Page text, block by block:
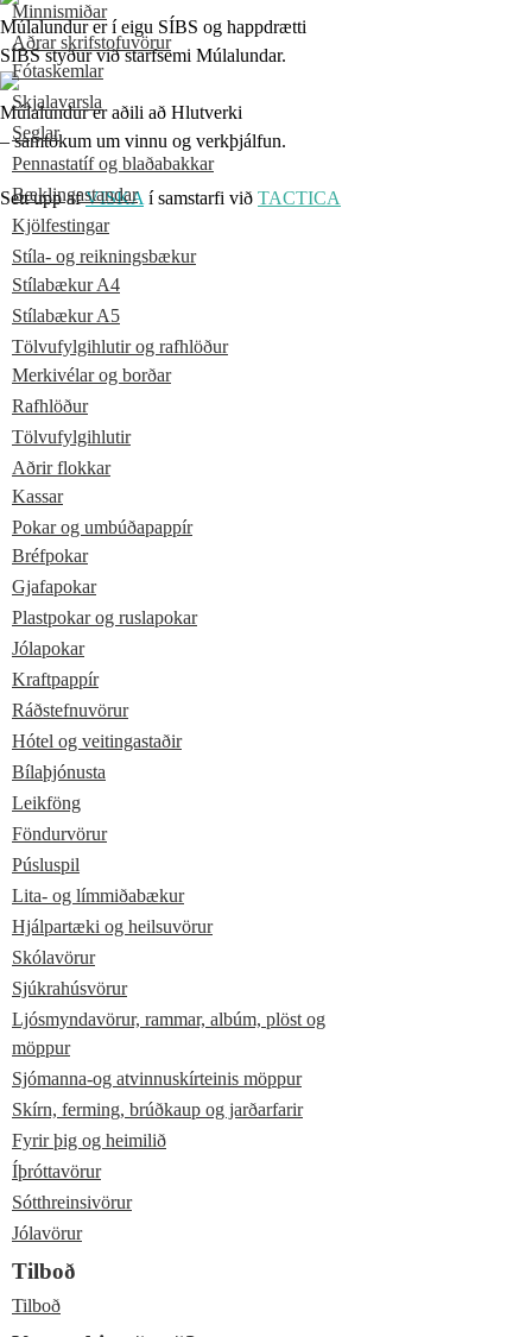
Minnismiðar
Aðrar skrifstofuvörur
Fótaskemlar
Skjalavarsla
Seglar
Pennastatíf og blaðabakkar
Bæklingastandar
Kjölfestingar
Stíla- og reikningsbækur
Stílabækur A4
Stílabækur A5
Tölvufylgihlutir og rafhlöður
Merkivélar og borðar
Rafhlöður
Tölvufylgihlutir
Aðrir flokkar
Kassar
Pokar og umbúðapappír
Bréfpokar
Gjafapokar
Plastpokar og ruslapokar
Jólapokar
Kraftpappír
Ráðstefnuvörur
Hótel og veitingastaðir
Bílaþjónusta
Leikföng
Föndurvörur
Púsluspil
Lita- og límmiðabækur
Hjálpartæki og heilsuvörur
Skólavörur
Sjúkrahúsvörur
Ljósmyndavörur, rammar, albúm, plöst og
möppur
Sjómanna-og atvinnuskírteinis möppur
Skírn, ferming, brúðkaup og jarðarfarir
Fyrir þig og heimilið
Íþróttavörur
Sótthreinsivörur
Jólavörur
Tilboð
Tilboð
Múlalundur er í eigu SÍBS og happdrætti
SÍBS styður við starfsemi Múlalundar.
Múlalundur er aðili að Hlutverki
– samtökum um vinnu og verkþjálfun.
Sett upp afVISKA í samstarfi við TACTICA